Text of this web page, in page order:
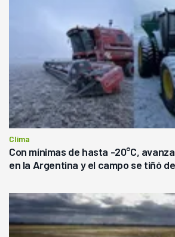
Clima
Con mínimas de hasta -20°C,
en la Argentina y el campo se tiñó